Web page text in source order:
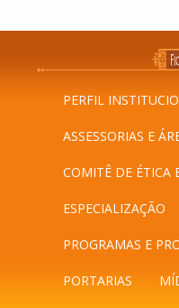
PERFIL
ASSESSORIAS E
COMITÊ DE ÉTICA
ESPECIALIZAÇÃO
PROGRAMAS E
PORTARIAS